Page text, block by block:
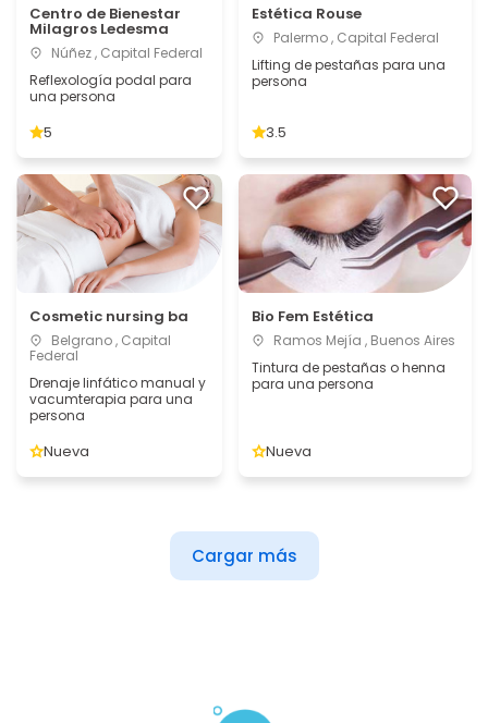
Centro de Bienestar
Milagros Ledesma
Núñez , Capital Federal
Reflexología podal para
una persona
5
Estética Rouse
Palermo , Capital Federal
Lifting de pestañas para una
persona
3.5
Cosmetic nursing ba
Belgrano , Capital
Federal
Drenaje linfático manual y
vacumterapia para una
persona
Nueva
Bio Fem Estética
Ramos Mejía , Buenos Aires
Tintura de pestañas o henna
para una persona
Nueva
Cargar más